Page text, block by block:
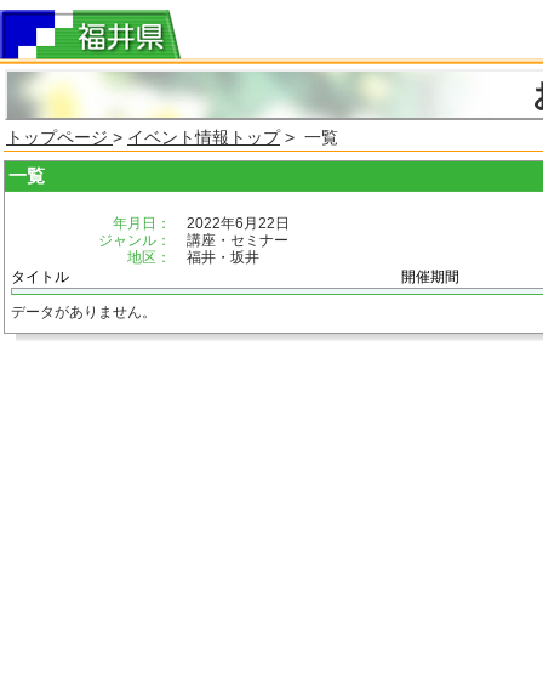
トップページ > イベント情報トップ> 一覧
一覧
年月日：
2022年6月22日
ジャンル：
講座・セミナー
地区：
福井・坂井
タイトル
開催期間
データがありません。